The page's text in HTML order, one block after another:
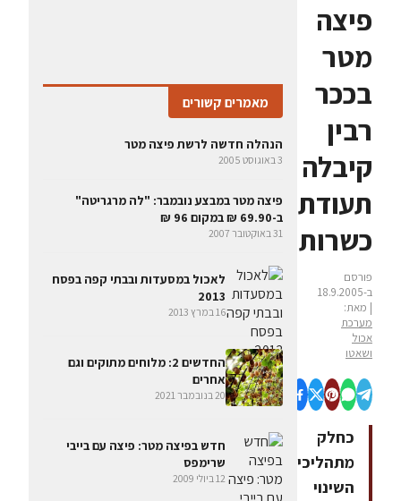
פיצה
מטר
בככר
רבין
קיבלה
תעודת
כשרות
פורסם
ב-18.9.2005
| מאת:
מערכת
אכול
ושאטו
כחלק
מתהליכי
השינוי
מאמרים קשורים
הנהלה חדשה לרשת פיצה מטר
3 באוגוסט 2005
פיצה מטר במבצע נובמבר: "לה מרגריטה"
ב-69.90 ₪ במקום 96 ₪
31 באוקטובר 2007
לאכול במסעדות ובבתי קפה בפסח
2013
16 במרץ 2013
החדשים 2: מלוחים מתוקים וגם
אחרים
20 בנובמבר 2021
חדש בפיצה מטר: פיצה עם בייבי
שרימפס
12 ביולי 2009